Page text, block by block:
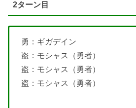
2ターン目
勇：ギガデイン
盗：モシャス（勇者）
盗：モシャス（勇者）
盗：モシャス（勇者）